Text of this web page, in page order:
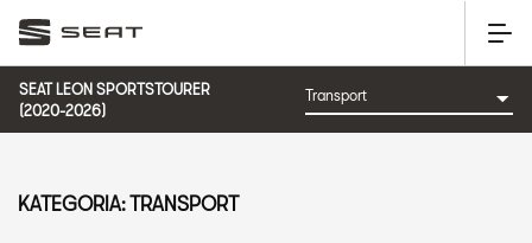
SEAT LEON SPORTSTOURER
(2020-2026)
KATEGORIA: TRANSPORT